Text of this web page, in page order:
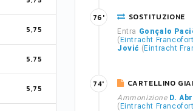
5,75
5,75
5,75
SOSTITUZIONE
Entra Gonçalo
( Eintracht
Jović ( Eintracht
76'
CARTELLINO
Ammonizione D.
( Eintracht
74'